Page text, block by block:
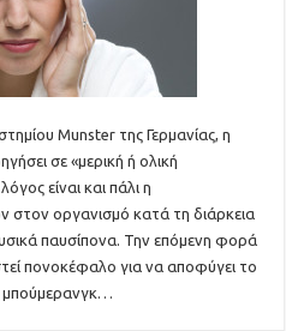
Munster της Γερμανίας, η
σε «μερική ή ολική
είναι και πάλι η
οργανισμό κατά τη διάρκεια
παυσίπονα. Την επόμενη φορά
πονοκέφαλο για να αποφύγει το
μπούμερανγκ…